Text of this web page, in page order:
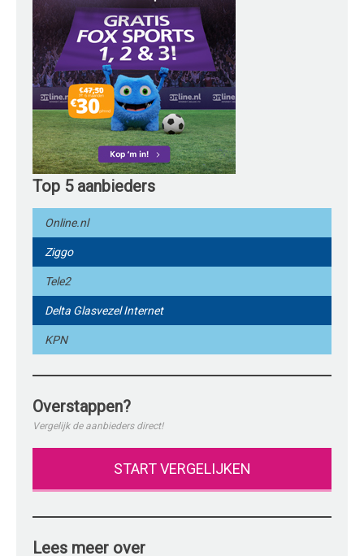
Top 5 aanbieders
Online.nl
Ziggo
Tele2
Delta Glasvezel Internet
KPN
Overstappen?
Vergelijk de aanbieders direct!
START VERGELIJKEN
Lees meer over